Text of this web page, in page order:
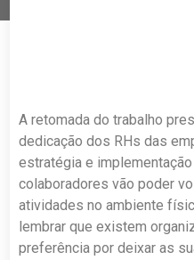
A retomada do trabalho
dedicação dos RHs das
estratégia e
colaboradores vão poder
atividades no ambiente
lembrar que existem
preferência por deixar as